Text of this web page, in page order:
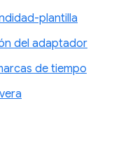
plantilla
del adaptador
de tiempo